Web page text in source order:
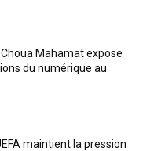
Mahamat expose
du numérique au
maintient la pression